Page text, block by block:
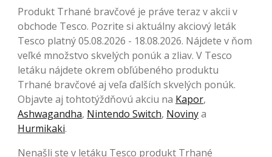
Produkt Trhané bravčové je práve teraz v akcii v
obchode Tesco. Pozrite si aktuálny akciový leták
Tesco platný 05.08.2026 - 18.08.2026. Nájdete v ňom
veľké množstvo skvelých ponúk a zliav. V Tesco
letáku nájdete okrem obľúbeného produktu
Trhané bravčové aj veľa ďalších skvelých ponúk.
Objavte aj tohtotýždňovú akciu na Kapor,
Ashwagandha, Nintendo Switch, Novinya
Hurmikaki.
Nenašli ste v letáku Tesco produkt Trhané